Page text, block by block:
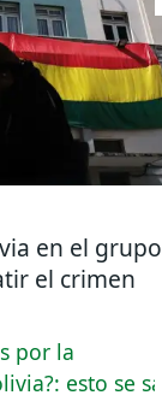
en el
el crimen